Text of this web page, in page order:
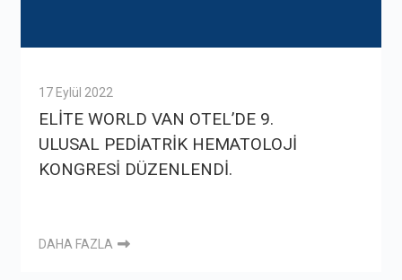
17 Eylül 2022
ELİTE WORLD VAN OTEL’DE 9.
ULUSAL PEDİATRİK HEMATOLOJİ
KONGRESİ DÜZENLENDİ.
DAHA FAZLA